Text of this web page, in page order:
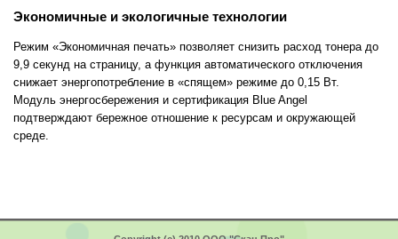
Экономичные и экологичные технологии
Режим «Экономичная печать» позволяет снизить расход тонера до
9,9 секунд на страницу, а функция автоматического отключения
снижает энергопотребление в «спящем» режиме до 0,15 Вт.
Модуль энергосбережения и сертификация Blue Angel
подтверждают бережное отношение к ресурсам и окружающей
среде.